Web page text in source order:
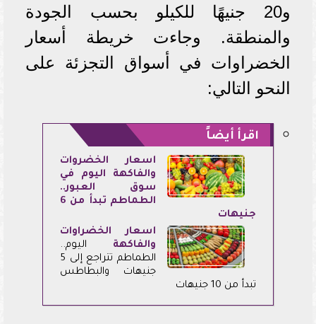
و20 جنيهًا للكيلو بحسب الجودة
والمنطقة. وجاءت خريطة أسعار
الخضراوات في أسواق التجزئة على
النحو التالي:
اقرأ أيضاً
أسعار الخضروات
والفاكهة اليوم في
سوق العبور..
الطماطم تبدأ من 6
جنيهات
أسعار الخضراوات
والفاكهة اليوم..
الطماطم تتراجع إلى 5
جنيهات والبطاطس
تبدأ من 10 جنيهات